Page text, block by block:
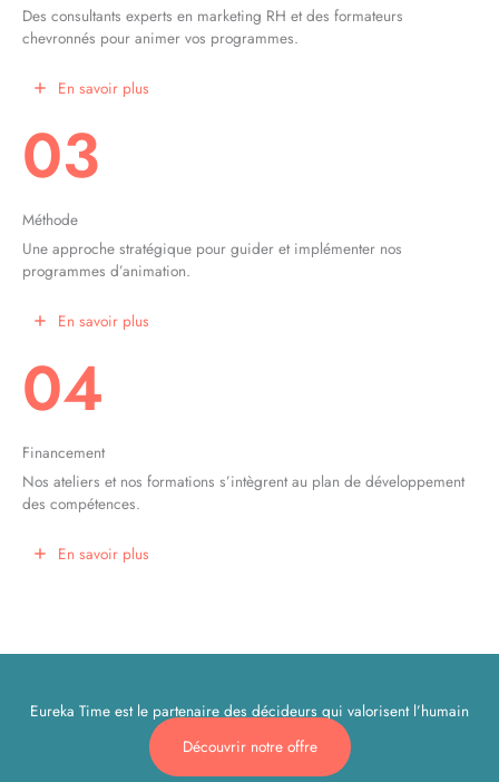
Des consultants experts en marketing RH et des formateurs
chevronnés pour animer vos programmes.
En savoir plus
03
Méthode
Une approche stratégique pour guider et implémenter nos
programmes d’animation.
En savoir plus
04
Financement
Nos ateliers et nos formations s’intègrent au plan de développement
des compétences.
En savoir plus
Eureka Time est le partenaire des décideurs qui valorisent l’humain
Découvrir notre offre